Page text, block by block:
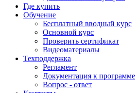
Где купить
Обучение
Бесплатный вводный курс
Основной курс
Проверить сертификат
Видеоматериалы
Техподдержка
Регламент
Документация к программе
Вопрос - ответ